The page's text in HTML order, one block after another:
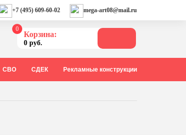
+7 (495) 609-60-02 mega-art08@mail.ru
0
Корзина:
0 руб.
СВО СДЕК Рекламные конструкции